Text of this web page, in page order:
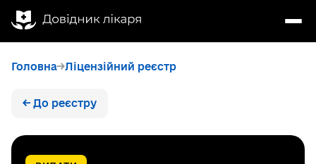
Головна Ліцензійний реєстр
← До реєстру